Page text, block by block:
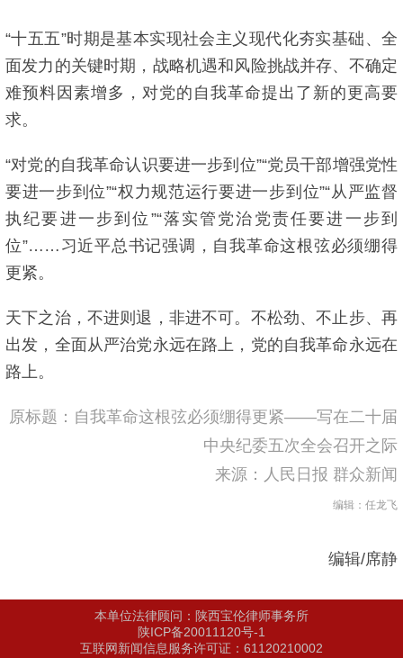
“十五五”时期是基本实现社会主义现代化夯实基础、全
面发力的关键时期，战略机遇和风险挑战并存、不确定
难预料因素增多，对党的自我革命提出了新的更高要
求。
“对党的自我革命认识要进一步到位”“党员干部增强党性
要进一步到位”“权力规范运行要进一步到位”“从严监督
执纪要进一步到位”“落实管党治党责任要进一步到
位”……习近平总书记强调，自我革命这根弦必须绷得
更紧。
天下之治，不进则退，非进不可。不松劲、不止步、再
出发，全面从严治党永远在路上，党的自我革命永远在
路上。
原标题：自我革命这根弦必须绷得更紧——写在二十届
中央纪委五次全会召开之际
来源：人民日报 群众新闻
编辑：任龙飞
编辑/席静
本单位法律顾问：陕西宝伦律师事务所
陕ICP备20011120号-1
互联网新闻信息服务许可证：61120210002